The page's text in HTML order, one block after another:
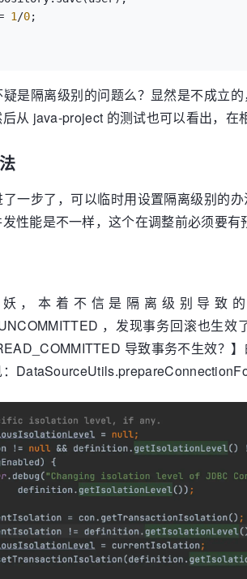
1/0;
是隔离级别的问题么？显然是不成立
从 java-project 的测试也可以看出，
一步了，可以临时用设置隔离级别的
性能是不一样，这个在调整前必须要有
，本着不信是隔离级别导致
，发现事务回滚也生
导致事务不生效？